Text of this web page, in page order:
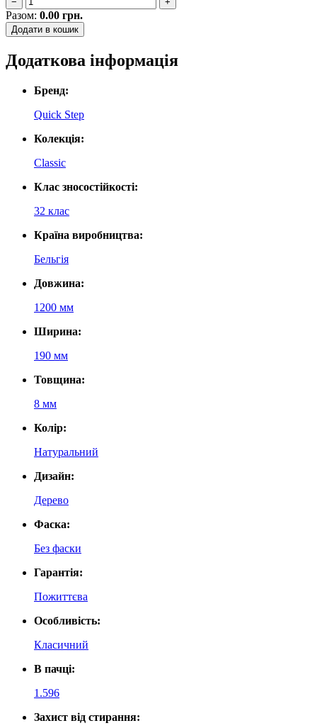
Разом: 0.00 грн.
Додати в кошик
Додаткова інформація
Бренд:
Quick Step
Колекція:
Classic
Клас зносостійкості:
32 клас
Країна виробництва:
Бельгія
Довжина:
1200 мм
Ширина:
190 мм
Товщина:
8 мм
Колір:
Натуральний
Дизайн:
Дерево
Фаска:
Без фаски
Гарантія:
Пожиттєва
Особливість:
Класичний
В пачці:
1.596
Захист від стирання: